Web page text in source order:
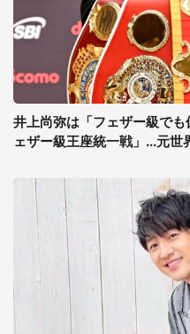
井上尚弥は「フェザー級で
ェザー級王座統一戦」...元